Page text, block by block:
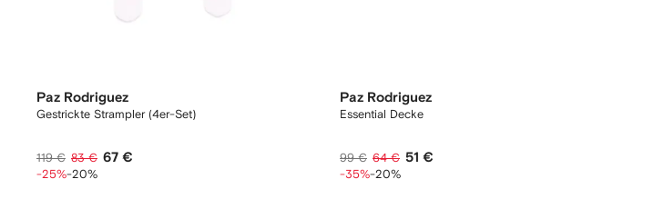
Paz Rodriguez
Gestrickte Strampler (4er-Set)
119 € 83 € 67 €
-25%-20%
Paz Rodriguez
Essential Decke
99 € 64 € 51 €
-35%-20%